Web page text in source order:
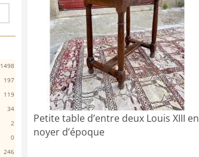
1498
197
119
34
2
0
246
Petite table d’entre deux Louis XIII en
noyer d’époque